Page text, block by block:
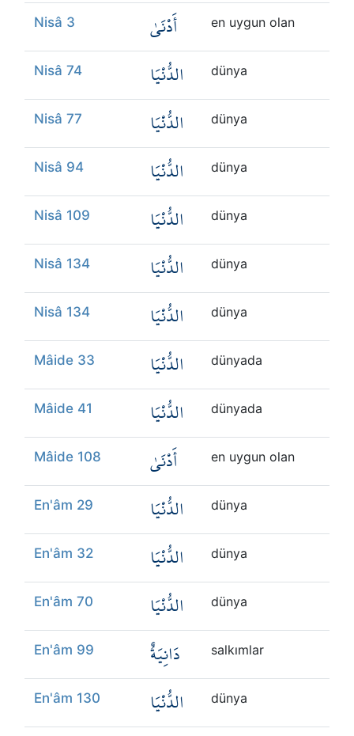
Nisâ 3 أَدْنَىٰ en uygun olan
Nisâ 74 الدُّنْيَا dünya
Nisâ 77 الدُّنْيَا dünya
Nisâ 94 الدُّنْيَا dünya
Nisâ 109 الدُّنْيَا dünya
Nisâ 134 الدُّنْيَا dünya
Nisâ 134 الدُّنْيَا dünya
Mâide 33 الدُّنْيَا dünyada
Mâide 41 الدُّنْيَا dünyada
Mâide 108 أَدْنَىٰ en uygun olan
En'âm 29 الدُّنْيَا dünya
En'âm 32 الدُّنْيَا dünya
En'âm 70 الدُّنْيَا dünya
En'âm 99 دَانِيَةٌ salkımlar
En'âm 130 الدُّنْيَا dünya